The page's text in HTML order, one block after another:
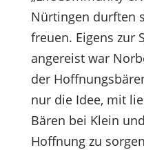
Nürtingen durften
freuen. Eigens zur
angereist war
der
nur die Idee, mit
Bären bei Klein
Hoffnung zu